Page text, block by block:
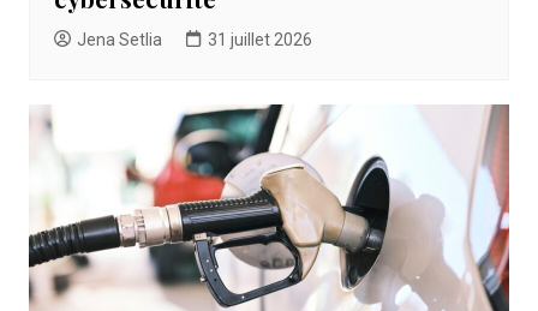
Jena Setlia 31 juillet 2026